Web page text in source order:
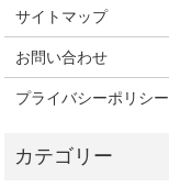
サイトマップ
お問い合わせ
プライバシーポリシー